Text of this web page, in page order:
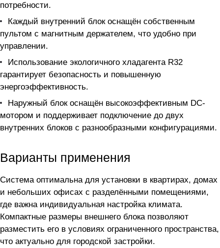
потребности.
Каждый внутренний блок оснащён собственным
пультом с магнитным держателем, что удобно при
управлении.
Использование экологичного хладагента R32
гарантирует безопасность и повышенную
энергоэффективность.
Наружный блок оснащён высокоэффективным DC-
мотором и поддерживает подключение до двух
внутренних блоков с разнообразными конфигурациями.
Варианты применения
Система оптимальна для установки в квартирах, домах
и небольших офисах с разделёнными помещениями,
где важна индивидуальная настройка климата.
Компактные размеры внешнего блока позволяют
разместить его в условиях ограниченного пространства,
что актуально для городской застройки.